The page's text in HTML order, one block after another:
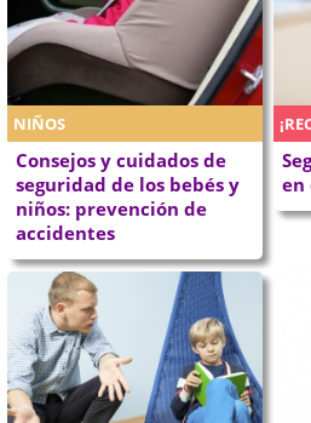
NIÑOS
Consejos y cuidados de
seguridad de los bebés y
niños: prevención de
accidentes
en